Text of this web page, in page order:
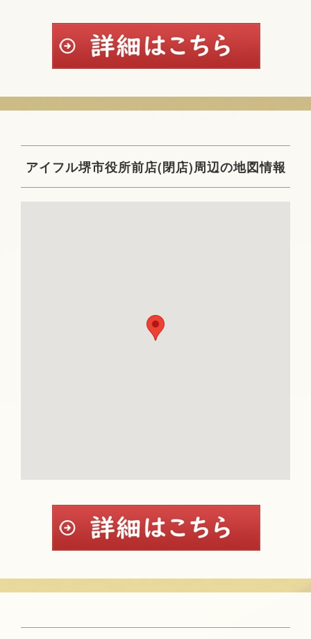
アイフル堺市役所前店(閉店)周辺の地図情報